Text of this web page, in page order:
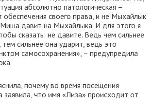
абсолютно патологическая –
обеспечения своего права, и не Мыхайлык
давит на Мыхайлыка. И для этого я
сказать: не давите. Ведь чем сильнее
сильнее она ударит, ведь это
самосохранения», – предупредила
почему во время посещения
заявила, что имя «Лиза» происходит от